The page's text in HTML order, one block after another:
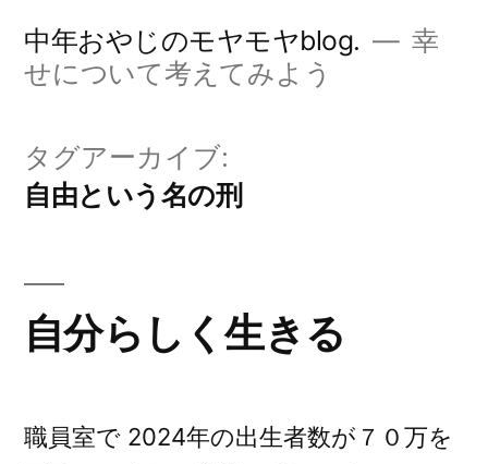
中年おやじのモヤモヤblog.
幸
せについて考えてみよう
タグアーカイブ:
自由という名の刑
自分らしく生きる
職員室で 2024年の出生者数が７０万を